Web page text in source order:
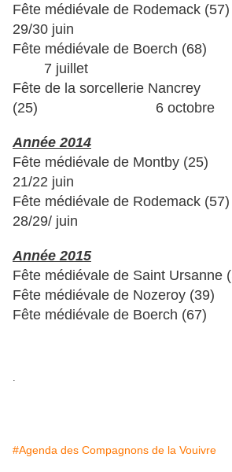
Fête médiévale de
29/30 juin
Fête médiévale de
7 juillet
Fête de la sorcellerie Nancrey
(25) 6 octobre
Année 2014
Fête médiévale de
21/22 juin
Fête médiévale de
28/29/ juin
Année 2015
Fête médiévale de Saint Ursanne
Fête médiévale de Nozeroy (39)
Fête médiévale de Boerch (67)
.
#Agenda des Compagnons de la Vouivre